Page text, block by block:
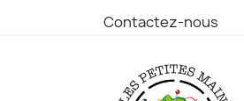
Contactez-nous